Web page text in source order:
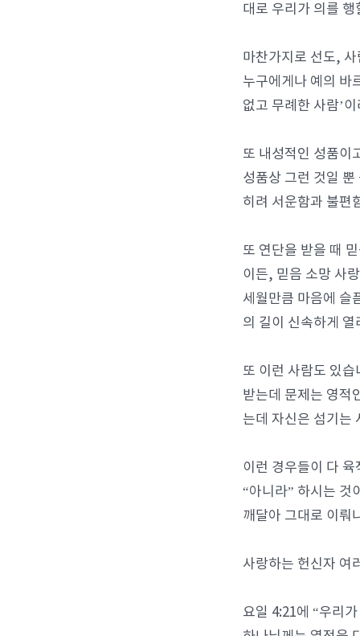
대로 우리가 의를
마찬가지로 선도,
누구에게나 예의 바
없고 무례한 사람’
또 내성적인 성품이
성품상 그런 것일
히려 서운함과 불편
또 연단을 받을 때
이든, 믿음 소망 사
세월만큼 마음에 슬
의 길이 신속하게
또 이런 사람도 있
받는데 문제는 영적
는데 자신은 섬기는
이런 경우들이 다
“아니라” 하시는 것
깨달아 그대로 이뤄
사랑하는 헌신자 여
요일 4:21에 “우리